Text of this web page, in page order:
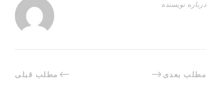
درباره نویسنده
مطلب قبلی مطلب بعدی